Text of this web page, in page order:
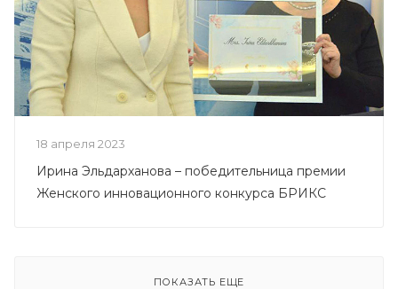
18 апреля 2023
Ирина Эльдарханова – победительница премии
Женского инновационного конкурса БРИКС
ПОКАЗАТЬ ЕЩЕ